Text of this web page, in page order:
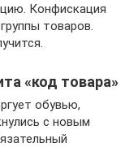
Конфискация
товаров.
«код товара»
обувью,
с новым